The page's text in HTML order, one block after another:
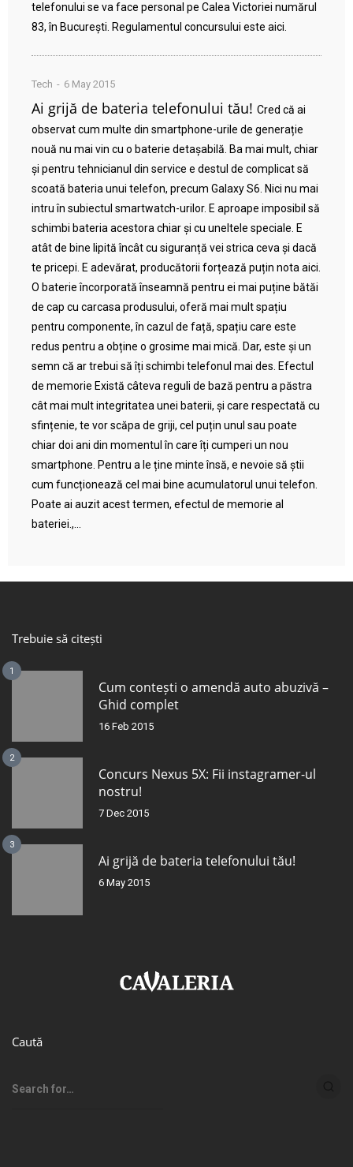
telefonului se va face personal pe Calea Victoriei numărul
83, în București. Regulamentul concursului este aici.
Tech 6 May 2015
Ai grijă de bateria telefonului tău! Cred că ai
observat cum multe din smartphone-urile de generație
nouă nu mai vin cu o baterie detașabilă. Ba mai mult, chiar
și pentru tehnicianul din service e destul de complicat să
scoată bateria unui telefon, precum Galaxy S6. Nici nu mai
intru în subiectul smartwatch-urilor. E aproape imposibil să
schimbi bateria acestora chiar și cu uneltele speciale. E
atât de bine lipită încât cu siguranță vei strica ceva și dacă
te pricepi. E adevărat, producătorii forțează puțin nota aici.
O baterie încorporată înseamnă pentru ei mai puține bătăi
de cap cu carcasa produsului, oferă mai mult spațiu
pentru componente, în cazul de față, spațiu care este
redus pentru a obține o grosime mai mică. Dar, este și un
semn că ar trebui să îți schimbi telefonul mai des. Efectul
de memorie Există câteva reguli de bază pentru a păstra
cât mai mult integritatea unei baterii, și care respectată cu
sfințenie, te vor scăpa de griji, cel puțin unul sau poate
chiar doi ani din momentul în care îți cumperi un nou
smartphone. Pentru a le ține minte însă, e nevoie să știi
cum funcționează cel mai bine acumulatorul unui telefon.
Poate ai auzit acest termen, efectul de memorie al
bateriei.,...
Trebuie să citești
1
Cum contești o amendă auto abuzivă –
Ghid complet
16 Feb 2015
2
Concurs Nexus 5X: Fii instagramer-ul
nostru!
7 Dec 2015
3
Ai grijă de bateria telefonului tău!
6 May 2015
Caută